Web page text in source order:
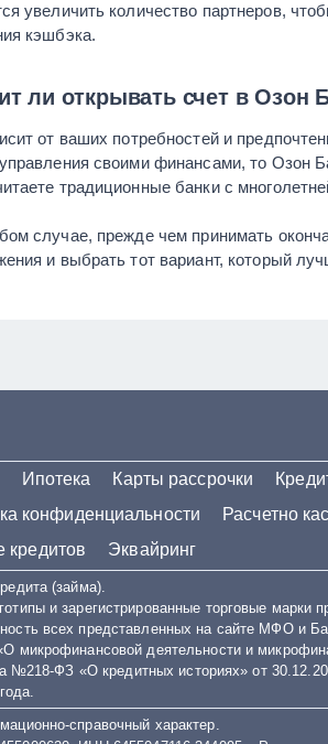
увеличить количество партнеров,
кэшбэка.
ли открывать счет в Озон
от ваших потребностей и
своими финансами, то Озон
традиционные банки с
случае, прежде чем принимать
и выбрать тот вариант, который
Ипотека Карты рассрочки
конфиденциальности Расчетно
кредитов Эквайринг
(займа).
и зарегистрированные торговые
всех представленных на сайте МФО и
микрофинансовой деятельности и
№218-ФЗ «О кредитных историях» от
справочный характер.